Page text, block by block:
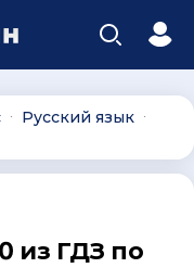
∙ Русский язык ∙
из ГДЗ по